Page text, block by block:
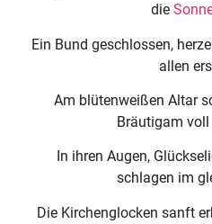
die
Ein Bund geschlossen,
allen
Am blütenweißen Altar
Bräutigam
In ihren Augen,
schlagen im
Die Kirchenglocken sanft